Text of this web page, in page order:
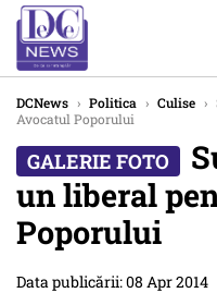
DCNews › Politica › Culise ›
Avocatul Poporului
un liberal
Poporului
Data publicării: 08 Apr 2014